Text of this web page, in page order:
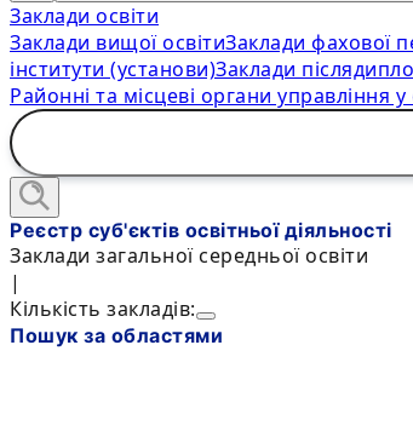
Заклади освіти
Заклади вищої освітиЗаклади фахової
інститути (установи)Заклади
Районні та місцеві органи управління у
Реєстр суб'єктів освітньої діяльності
Заклади загальної середньої освіти
|
Кількість закладів:
Пошук за областями